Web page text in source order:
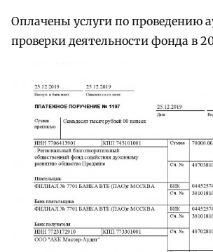
Оплачены услуги по проведению
проверки деятельности фонда в